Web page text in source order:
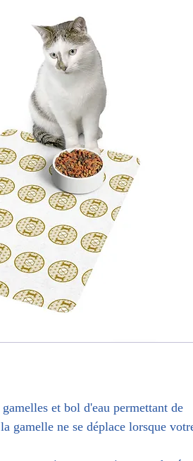
et bol d'eau permettant de
gamelle ne se déplace lorsque